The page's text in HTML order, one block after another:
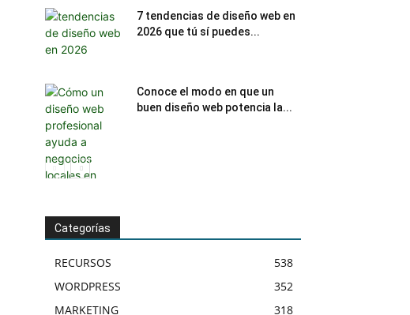
7 tendencias de diseño web en
2026 que tú sí puedes...
Conoce el modo en que un
buen diseño web potencia la...
Categorías
RECURSOS
538
WORDPRESS
352
MARKETING
318